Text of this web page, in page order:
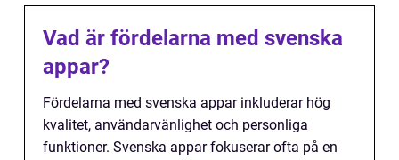
Vad är fördelarna med svenska
appar?
Fördelarna med svenska appar inkluderar hög
kvalitet, användarvänlighet och personliga
funktioner. Svenska appar fokuserar ofta på en